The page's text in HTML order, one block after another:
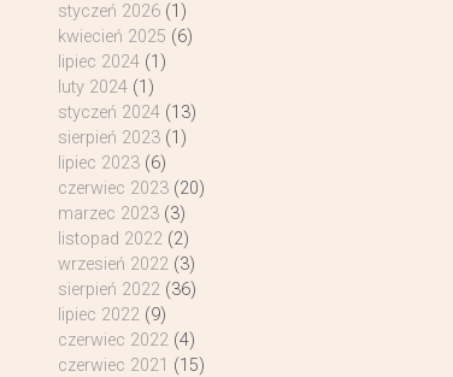
styczeń 2026(1)
kwiecień 2025 (6)
lipiec 2024(1)
luty 2024(1)
styczeń 2024(13)
sierpień 2023(1)
lipiec 2023(6)
czerwiec 2023(20)
marzec 2023(3)
listopad 2022(2)
wrzesień 2022(3)
sierpień 2022(36)
lipiec 2022(9)
czerwiec 2022(4)
czerwiec 2021 (15)